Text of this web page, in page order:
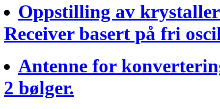
Oppstilling av
Receiver basert på fri
Antenne for
2 bølger.